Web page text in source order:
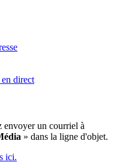
direct
envoyer un courriel à
» dans la ligne d'objet.
ici.